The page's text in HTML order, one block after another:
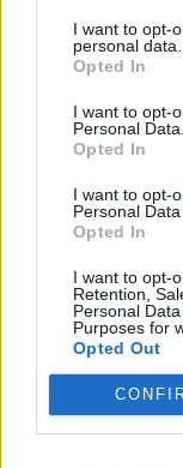
I want to opt-
personal data.
Opted In
I want to opt-
Personal Data.
Opted In
I want to opt-
Personal
Opted In
I want to opt-
Retention,
Personal
Purposes for
Opted Out
Θέσεις εργασίας
Όλες οι Θέσεις
Θέσεις Εργασίας ανά
Θέσεις Εργασίας
Κέντρο Βοήθειας
Υπηρεσίες